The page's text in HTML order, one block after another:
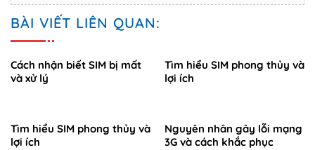
BÀI VIẾT LIÊN QUAN:
Cách nhận biết SIM bị mất
và xử lý
Tìm hiểu SIM phong thủy và
lợi ích
Tìm hiểu SIM phong thủy và
lợi ích
Nguyên nhân gây lỗi mạng
3G và cách khắc phục